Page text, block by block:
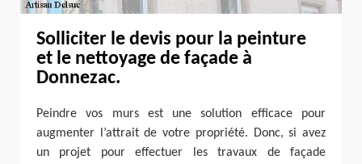
Solliciter le devis pour la peinture
et le nettoyage de façade à
Donnezac.
Peindre vos murs est une solution efficace pour
augmenter l’attrait de votre propriété. Donc, si avez
un projet pour effectuer les travaux de façade